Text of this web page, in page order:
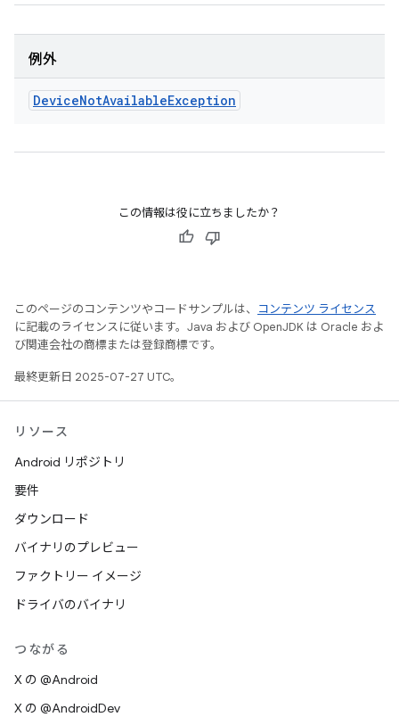
例外
DeviceNotAvailableException
この情報は役に立ちましたか？
このページのコンテンツやコードサンプルは、
コンテンツ ライセンス
に記載のライセンスに従います。Java および OpenJDK は Oracle およ
び関連会社の商標または登録商標です。
最終更新日 2025-07-27 UTC。
リソース
Android リポジトリ
要件
ダウンロード
バイナリのプレビュー
ファクトリー イメージ
ドライバのバイナリ
つながる
X の @Android
X の @AndroidDev